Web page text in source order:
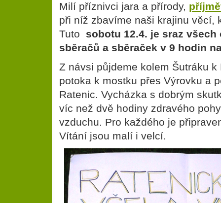
Milí příznivci jara a přírody,
při níž zbavíme naši krajinu věcí,
Tuto
sobotu 12.4. je sraz
sběračů a sběraček v 9 hodin
Z návsi půjdeme kolem Šutráku k
potoka k mostku přes Výrovku a
Ratenic. Vycházka s dobrým
víc než dvě hodiny zdravého
vzduchu. Pro každého je
Vítání jsou malí i velcí.